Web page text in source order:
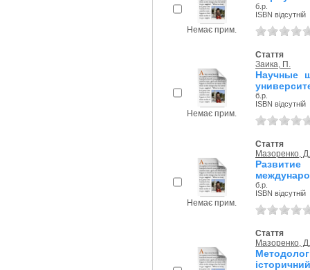
Немає прим.
б.р.
ISBN відсутній
Немає прим.
Стаття
Заика, П.
Научные
б.р.
ISBN відсутній
Немає прим.
Стаття
Мазоренко, Д.
б.р.
ISBN відсутній
Стаття
Мазоренко, Д.